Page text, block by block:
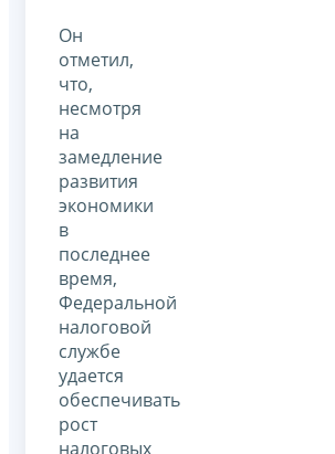
Он
отметил,
что,
несмотря
на
замедление
развития
экономики
в
последнее
время,
Федеральной
налоговой
службе
удается
обеспечивать
рост
налоговых